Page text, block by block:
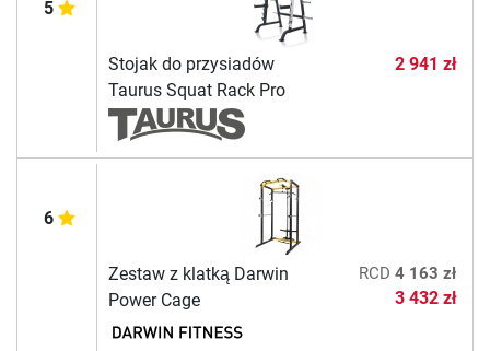
5
Stojak do przysiadów
Taurus Squat Rack Pro
2 941 zł
6
Zestaw z klatką Darwin
Power Cage
RCD 4 163 zł
3 432 zł